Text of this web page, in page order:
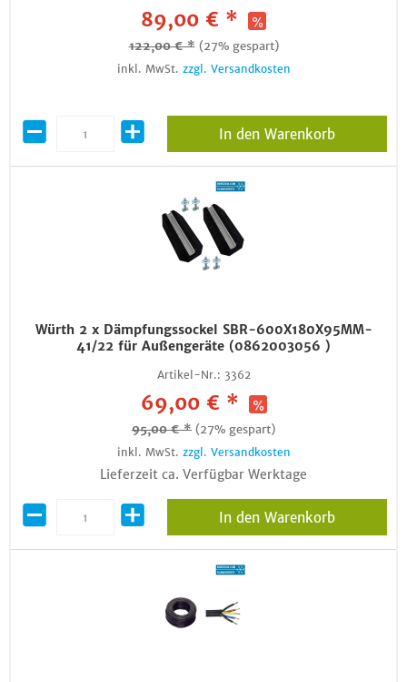
89,00 € *
122,00 € * (27% gespart)
inkl. MwSt. zzgl. Versandkosten
In den Warenkorb
Würth 2 x Dämpfungssockel SBR-600X180X95MM-
41/22 für Außengeräte (0862003056 )
Artikel-Nr.: 3362
69,00 € *
95,00 € * (27% gespart)
inkl. MwSt. zzgl. Versandkosten
Lieferzeit ca. Verfügbar Werktage
In den Warenkorb